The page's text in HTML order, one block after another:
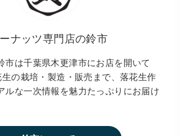
ナッツ専門店の鈴市
市は千葉県木更津市にお店を開いて
の栽培・製造・販売まで、落花生作
ルな一次情報を魅力たっぷりにお届け